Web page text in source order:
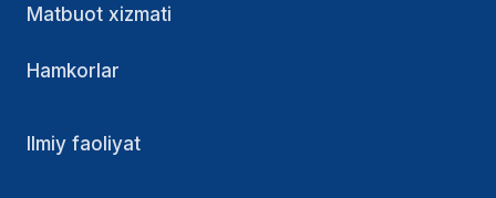
Matbuot xizmati
Hamkorlar
Ilmiy faoliyat